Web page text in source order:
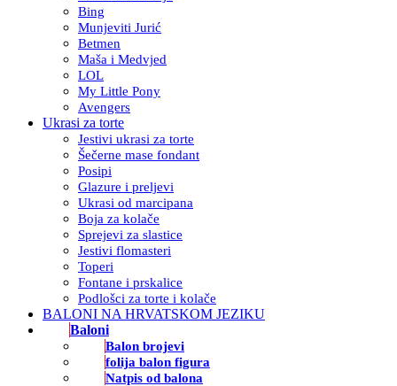
Bing
Munjeviti Jurić
Betmen
Maša i Medvjed
LOL
My Little Pony
Avengers
Ukrasi za torte
Jestivi ukrasi za torte
Šečerne mase fondant
Posipi
Glazure i preljevi
Ukrasi od marcipana
Boja za kolače
Sprejevi za slastice
Jestivi flomasteri
Toperi
Fontane i prskalice
Podlošci za torte i kolače
BALONI NA HRVATSKOM JEZIKU
Baloni
Balon brojevi
folija balon figura
Natpis od balona